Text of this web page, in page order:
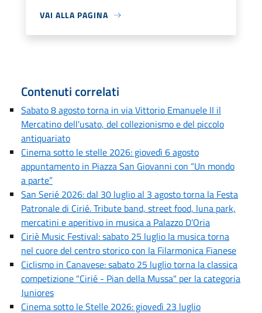
VAI ALLA PAGINA
Contenuti correlati
Sabato 8 agosto torna in via Vittorio Emanuele II il
Mercatino dell'usato, del collezionismo e del piccolo
antiquariato
Cinema sotto le stelle 2026: giovedì 6 agosto
appuntamento in Piazza San Giovanni con “Un mondo
a parte”
San Serié 2026: dal 30 luglio al 3 agosto torna la Festa
Patronale di Cirié. Tribute band, street food, luna park,
mercatini e aperitivo in musica a Palazzo D’Oria
Ciriè Music Festival: sabato 25 luglio la musica torna
nel cuore del centro storico con la Filarmonica Fianese
Ciclismo in Canavese: sabato 25 luglio torna la classica
competizione "Cirié - Pian della Mussa" per la categoria
Juniores
Cinema sotto le Stelle 2026: giovedì 23 luglio